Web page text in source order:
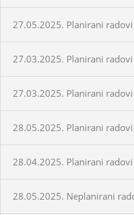
27.05.2025. Planirani
27.03.2025. Planirani
27.03.2025. Planirani
28.05.2025. Planirani
28.04.2025. Planirani
28.05.2025. Neplanirani